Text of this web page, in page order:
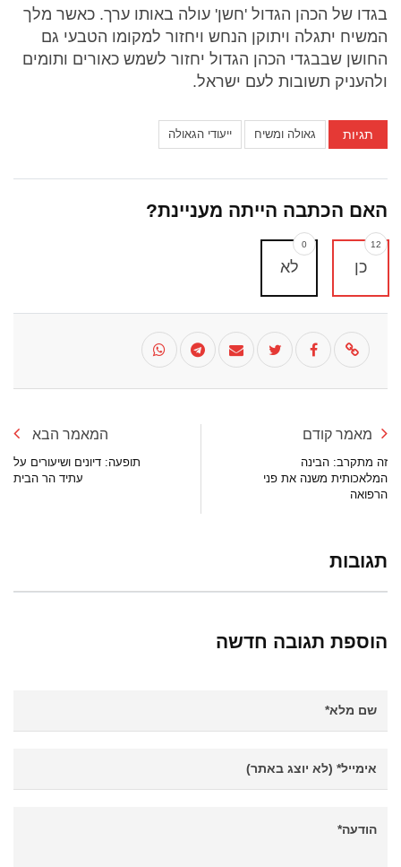
בגדו של הכהן הגדול 'חשן' עולה באותו ערך. כאשר מלך
המשיח יתגלה ויתוקן הנחש ויחזור למקומו הטבעי גם
החושן שבבגדי הכהן הגדול יחזור לשמש כאורים ותומים
ולהעניק תשובות לעם ישראל.
תגיות גאולה ומשיח ייעודי הגאולה
האם הכתבה הייתה מעניינת?
כן
12
לא
0
מאמר קודם
זה מתקרב: הבינה
המלאכותית משנה את פני
הרפואה
המאמר הבא
תופעה: דיונים ושיעורים על
עתיד הר הבית
תגובות
הוספת תגובה חדשה